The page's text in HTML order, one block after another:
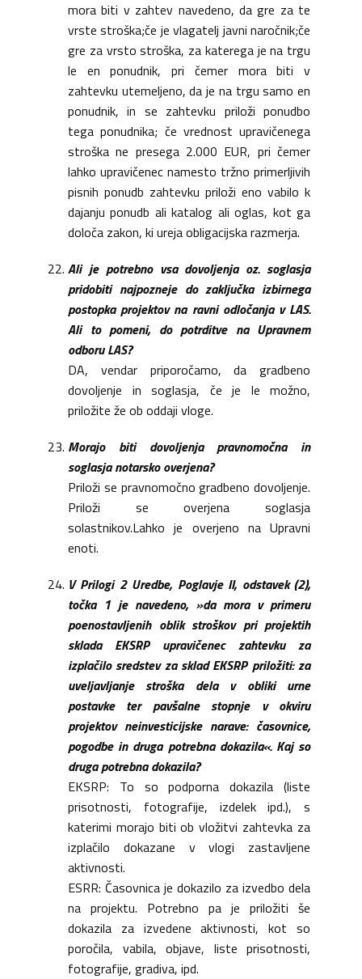
mora biti v zahtev navedeno, da gre za te
vrste stroška;če je vlagatelj javni naročnik;če
gre za vrsto stroška, za katerega je na trgu
le en ponudnik, pri čemer mora biti v
zahtevku utemeljeno, da je na trgu samo en
ponudnik, in se zahtevku priloži ponudbo
tega ponudnika; če vrednost upravičenega
stroška ne presega 2.000 EUR, pri čemer
lahko upravičenec namesto tržno primerljivih
pisnih ponudb zahtevku priloži eno vabilo k
dajanju ponudb ali katalog ali oglas, kot ga
določa zakon, ki ureja obligacijska razmerja.
Ali je potrebno vsa dovoljenja oz. soglasja
pridobiti najpozneje do zaključka izbirnega
postopka projektov na ravni odločanja v LAS.
Ali to pomeni, do potrditve na Upravnem
odboru LAS?
DA, vendar priporočamo, da gradbeno
dovoljenje in soglasja, če je le možno,
priložite že ob oddaji vloge.
Morajo biti dovoljenja pravnomočna in
soglasja notarsko overjena?
Priloži se pravnomočno gradbeno dovoljenje.
Priloži se overjena soglasja
solastnikov.Lahko je overjeno na Upravni
enoti.
V Prilogi 2 Uredbe, Poglavje II, odstavek (2),
točka 1 je navedeno, »da mora v primeru
poenostavljenih oblik stroškov pri projektih
sklada EKSRP upravičenec zahtevku za
izplačilo sredstev za sklad EKSRP priložiti: za
uveljavljanje stroška dela v obliki urne
postavke ter pavšalne stopnje v okviru
projektov neinvesticijske narave: časovnice,
pogodbe in druga potrebna dokazila«. Kaj so
druga potrebna dokazila?
EKSRP: To so podporna dokazila (liste
prisotnosti, fotografije, izdelek ipd.), s
katerimi morajo biti ob vložitvi zahtevka za
izplačilo dokazane v vlogi zastavljene
aktivnosti.
ESRR: Časovnica je dokazilo za izvedbo dela
na projektu. Potrebno pa je priložiti še
dokazila za izvedene aktivnosti, kot so
poročila, vabila, objave, liste prisotnosti,
fotografije, gradiva, ipd.